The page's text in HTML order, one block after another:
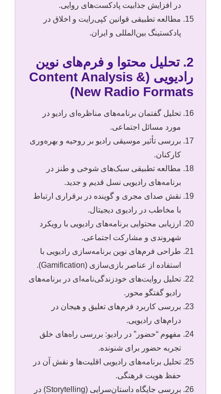
در افزایش جذابیت پادکست‌های روایی.
مطالعه تطبیقی قوانین کپی‌رایت و اخلاق در
پادکستینگ بین‌المللی و ایران.
2. تحلیل محتوا و فرم‌های نوین
رادیویی (Content Analysis &
New Radio Formats)
تحلیل گفتمان برنامه‌های مناظره‌ای رادیو در
مورد مسائل اجتماعی.
بررسی تأثیر موسیقی رادیو بر روحیه و بهره‌وری
کارکنان.
مطالعه تطبیقی سبک‌های شوخی و طنز در
برنامه‌های رادیویی نسل قدیم و جدید.
نقش صدای مجری و گوینده در برقراری ارتباط
با مخاطب در رادیوی دیجیتال.
ارزیابی محتوایی برنامه‌های رادیویی با رویکرد
شهروندی و مشارکت اجتماعی.
طراحی فرم‌های نوین برنامه‌سازی رادیویی با
استفاده از عناصر بازی‌سازی (Gamification).
تحلیل روایت‌های خودزندگی‌نامه‌ای در برنامه‌های
رادیو گفتگو محور.
بررسی کاربرد فرم‌های تعلیق و هیجان در
درام‌های رادیویی.
مفهوم “حضور” در رادیو: بررسی راه‌های خلق
تجربه حضور برای شنونده.
تحلیل برنامه‌های رادیویی اقلیت‌ها و نقش آن در
حفظ هویت فرهنگی.
بررسی جایگاه داستان‌سرایی (Storytelling) در